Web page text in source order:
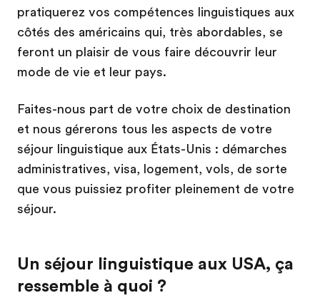
pratiquerez vos compétences linguistiques aux
côtés des américains qui, très abordables, se
feront un plaisir de vous faire découvrir leur
mode de vie et leur pays.
Faites-nous part de votre choix de destination
et nous gérerons tous les aspects de votre
séjour linguistique aux États-Unis : démarches
administratives, visa, logement, vols, de sorte
que vous puissiez profiter pleinement de votre
séjour.
Un séjour linguistique aux USA, ça
ressemble à quoi ?